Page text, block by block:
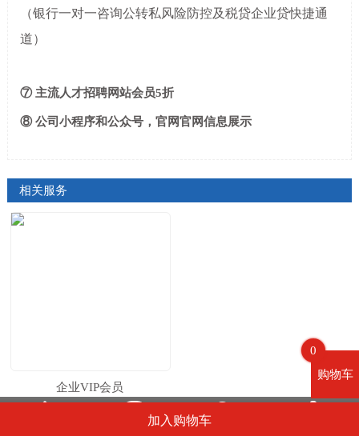
（银行一对一咨询公转私风险防控及税贷企业贷快捷通
道）
⑦主流人才招聘网站会员5折
⑧公司小程序和公众号，官网官网信息展示
相关服务
企业VIP会员
0
购物车
加入购物车
联系电话 微信咨询